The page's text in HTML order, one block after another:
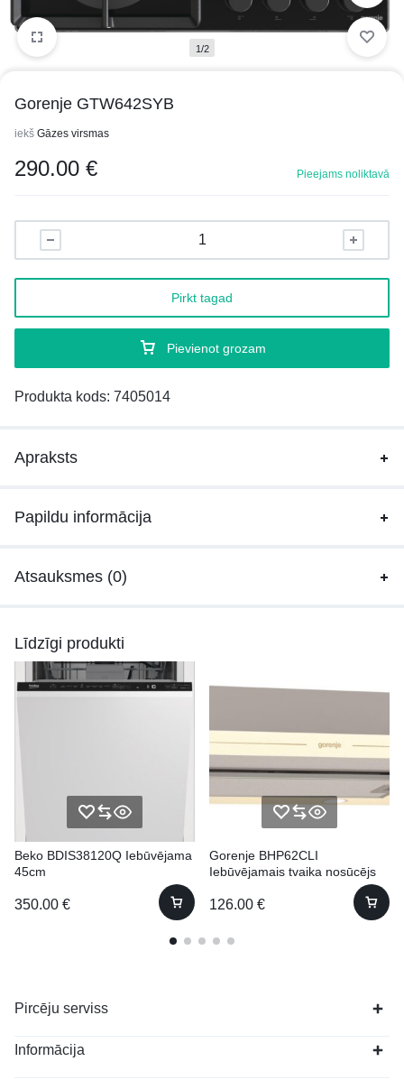
1/2
Gorenje GTW642SYB
iekš Gāzes virsmas
290.00 € Pieejams noliktavā
Pievienot grozam
Pirkt tagad
Produkta kods: 7405014
Apraksts
Papildu informācija
Atsauksmes (0)
Līdzīgi produkti
Beko BDIS38120Q Iebūvējama
45cm
350.00 €
Gorenje BHP62CLI
Iebūvējamais tvaika nosūcējs
126.00 €
Pircēju serviss
Informācija